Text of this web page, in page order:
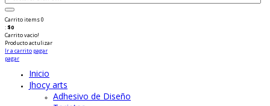
Carritoitems0
:$0
Carrito vacio!
Productoactulizar
Ir a carrito pagar
pagar
Inicio
Jhocy arts
Adhesivo de Diseño